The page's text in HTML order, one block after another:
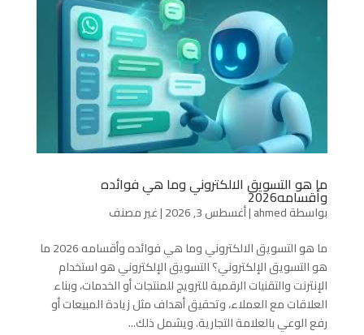
ما هو التسويق الالكتروني وما هي فوائده
وأقسامه2026
بواسطةahmed
|أغسطس 3, 2026 |غير مصنف
ما هو التسويق الالكتروني وما هي فوائده وأقسامه 2026 ما
هو التسويق الإلكتروني؟ التسويق الإلكتروني هو استخدام
الإنترنت والتقنيات الرقمية للترويج للمنتجات أو الخدمات، وبناء
العلاقات مع العملاء، وتحقيق أهداف مثل زيادة المبيعات أو
رفع الوعي بالعلامة التجارية. ويشمل ذلك...